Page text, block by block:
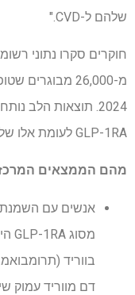
שלהם ל-CVD."
חוקרים סקרו נתוני
2024. תוצאות הלב
GLP-1RA לעומת אלו שלא עשו זאת.
מהם הממצאים
אנשים עם השמנת
דם מווריד עמוק